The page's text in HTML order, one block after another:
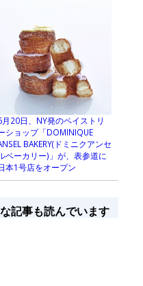
月20日、NY発のペイストリ
ショップ「DOMINIQUE
BAKERY(ドミニクアンセ
ベーカリー)」が、表参道に
本1号店をオープン
記事も読んでいます